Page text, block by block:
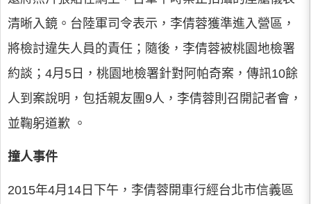
清晰入鏡。台陸軍司令表示，李倩蓉獲準進入營區，
將檢討違失人員的責任；隨後，李倩蓉被桃園地檢署
約談；4月5日，桃園地檢署針對阿帕奇案，傳訊10餘
人到案說明，包括親友團9人，李倩蓉則召開記者會，
並鞠躬道歉 。
撞人事件
2015年4月14日下午，李倩蓉開車行經台北市信義區